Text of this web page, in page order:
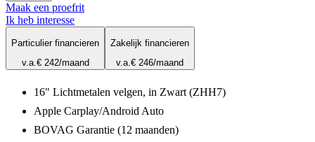
Maak een proefrit
Ik heb interesse
Particulier financieren
v.a.€ 242/maand
Zakelijk financieren
v.a.€ 246/maand
16" Lichtmetalen velgen, in Zwart (ZHH7)
Apple Carplay/Android Auto
BOVAG Garantie (12 maanden)